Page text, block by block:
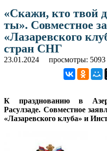
«Скажи, кто твой
ты». Совместное
«Лазаревского
стран СНГ
23.01.2024 просмотры: 5093
К празднованию в
Расулзаде. Совместное
«Лазаревского клуба» и